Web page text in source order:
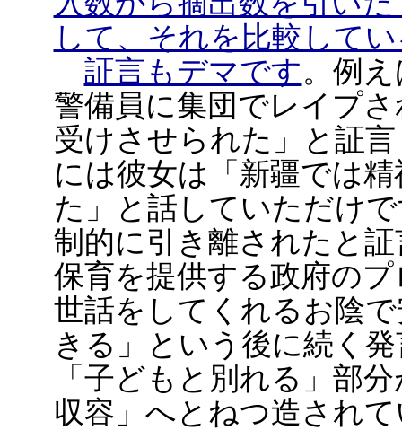
して、それを比較して
証言もデマです。例
警備員に集団でレイプ
受けさせられた」と証
には彼女は「新疆では
た」と話していただけ
制的に引き離されたと
保育を提供する政府の
世話をしてくれるお陰
きる」という後に続く
「子どもと別れる」部
収容」へとねつ造され